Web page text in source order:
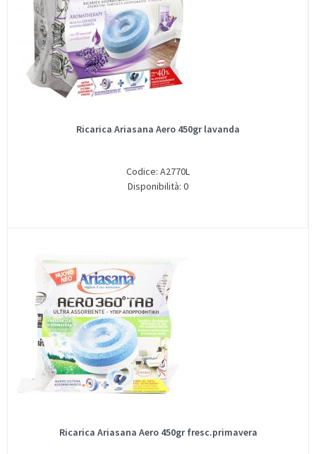
Ricarica Ariasana Aero 450gr lavanda
Codice: A2770L
Disponibilità: 0
Ricarica Ariasana Aero 450gr fresc.primavera